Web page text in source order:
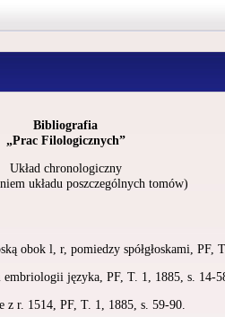
Bibliografia
„Prac Filologicznych”
Układ chronologiczny
układu poszczególnych tomów)
obok l, r, pomiedzy spółgłoskami, PF,
języka, PF, T. 1, 1885, s. 14-
z r. 1514, PF, T. 1, 1885, s. 59-90.